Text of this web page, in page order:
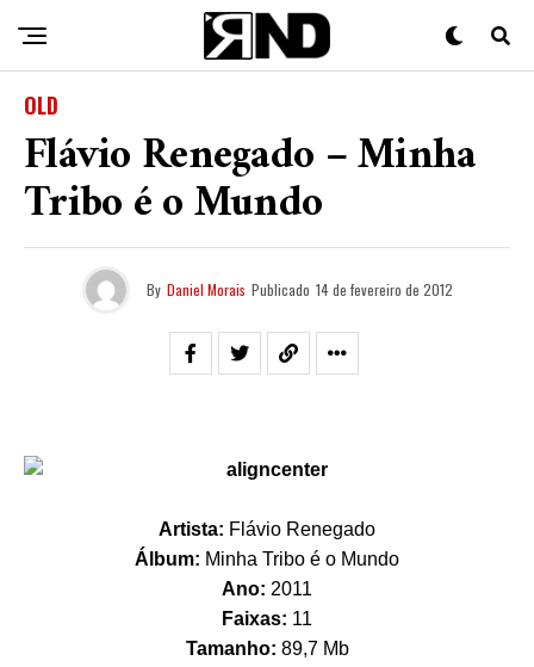
OLD
Flávio Renegado – Minha
Tribo é o Mundo
By Daniel Morais Publicado 14 de fevereiro de 2012
Artista: Flávio Renegado
Álbum: Minha Tribo é o Mundo
Ano: 2011
Faixas: 11
Tamanho: 89,7 Mb